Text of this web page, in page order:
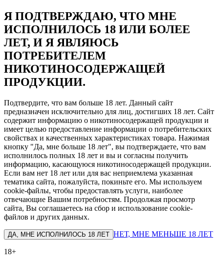
Я ПОДТВЕРЖДАЮ, ЧТО МНЕ
ИСПОЛНИЛОСЬ 18 ИЛИ БОЛЕЕ
ЛЕТ, И Я ЯВЛЯЮСЬ
ПОТРЕБИТЕЛЕМ
НИКОТИНОСОДЕРЖАЩЕЙ
ПРОДУКЦИИ.
Подтвердите, что вам больше 18 лет. Данный сайт
предназначен исключительно для лиц, достигших 18 лет. Сайт
содержит информацию о никотиносодержащей продукции и
имеет целью предоставление информации о потребительских
свойствах и качественных характеристиках товара. Нажимая
кнопку "Да, мне больше 18 лет", вы подтверждаете, что вам
исполнилось полных 18 лет и вы и согласны получить
информацию, касающуюся никотиносодержащей продукции.
Если вам нет 18 лет или для вас неприемлема указанная
тематика сайта, пожалуйста, покиньте его. Мы используем
cookie-файлы, чтобы предоставлять услуги, наиболее
отвечающие Вашим потребностям. Продолжая просмотр
сайта, Вы соглашаетесь на сбор и использование cookie-
файлов и других данных.
ДА, МНЕ ИСПОЛНИЛОСЬ 18 ЛЕТ НЕТ, МНЕ МЕНЬШЕ 18 ЛЕТ
18+